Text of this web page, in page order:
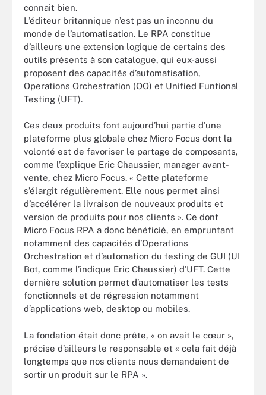
connait bien.
L’éditeur britannique n’est pas un inconnu du
monde de l’automatisation. Le RPA constitue
d’ailleurs une extension logique de certains des
outils présents à son catalogue, qui eux-aussi
proposent des capacités d’automatisation,
Operations Orchestration (OO) et Unified Funtional
Testing (UFT).
Ces deux produits font aujourd’hui partie d’une
plateforme plus globale chez Micro Focus dont la
volonté est de favoriser le partage de composants,
comme l’explique Eric Chaussier, manager avant-
vente, chez Micro Focus. « Cette plateforme
s’élargit régulièrement. Elle nous permet ainsi
d’accélérer la livraison de nouveaux produits et
version de produits pour nos clients ». Ce dont
Micro Focus RPA a donc bénéficié, en empruntant
notamment des capacités d’Operations
Orchestration et d’automation du testing de GUI (UI
Bot, comme l’indique Eric Chaussier) d’UFT. Cette
dernière solution permet d’automatiser les tests
fonctionnels et de régression notamment
d’applications web, desktop ou mobiles.
La fondation était donc prête, « on avait le cœur »,
précise d’ailleurs le responsable et « cela fait déjà
longtemps que nos clients nous demandaient de
sortir un produit sur le RPA ».